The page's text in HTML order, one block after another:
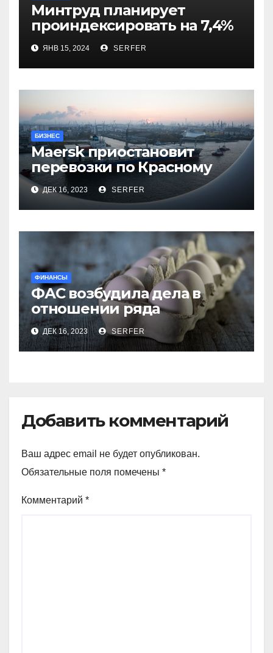
Минтруд планирует
проиндексировать на 7,4%
более 40 выплат и
компенсаций
ЯНВ 15, 2024 SERFER
БИЗНЕС
Maersk приостановит
перевозки по Красному
морю после атак хуситов
ДЕК 16, 2023 SERFER
ФИНАНСЫ
ФАС возбудила дела в
отношении ряда
региональных
производителей куриных
яиц
ДЕК 16, 2023 SERFER
Добавить комментарий
Ваш адрес email не будет опубликован.
Обязательные поля помечены *
Комментарий *